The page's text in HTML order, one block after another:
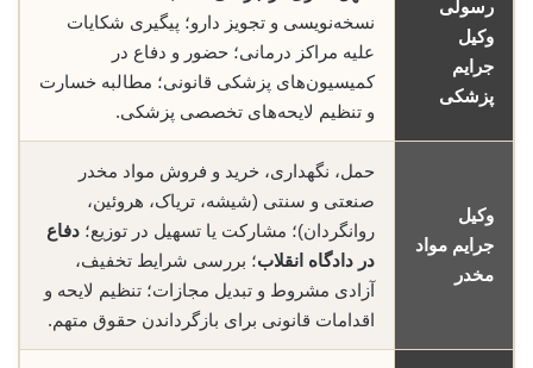
رسولی
وکیل
جرایم
پزشکی
نسخه‌نویسی و تجویز دارو؛ پیگیری شکایات
علیه مراکز درمانی؛ حضور و دفاع در
کمیسیون‌های پزشکی قانونی؛ مطالبه خسارت
و تنظیم لایحه‌های تخصصی پزشکی.
وکیل
جرایم مواد
مخدر
حمل، نگهداری، خرید و فروش مواد مخدر
صنعتی و سنتی (شیشه، تریاک، هروئین،
روانگردان)؛ مشارکت یا تسهیل در توزیع؛ دفاع
در دادگاه انقلاب؛ بررسی شرایط تخفیف،
آزادی مشروط و تبدیل مجازات؛ تنظیم لایحه و
اقدامات قانونی برای بازگرداندن حقوق متهم.